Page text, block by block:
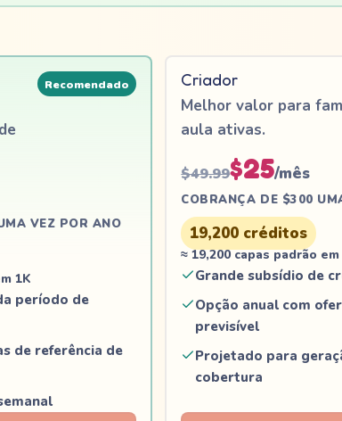
Recomendado
VEZ POR ANO
1K
período de
de referência de
Criador
Melhor valor para
aula ativas.
$49.99$25/mês
COBRANÇA DE $300
19,200 créditos
≈ 19,200 capas padrão em
Grande subsídio de
Opção anual com
previsível
Projetado para
cobertura